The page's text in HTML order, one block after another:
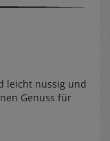
leicht nussig und
Genuss für